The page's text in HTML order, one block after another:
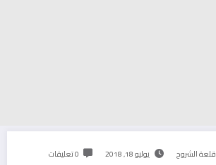
قلعة الشروح يوليو 18, 2018 0 تعليقات